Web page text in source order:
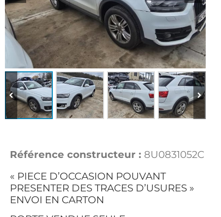
Référence constructeur : 8U0831052C
« PIECE D’OCCASION POUVANT
PRESENTER DES TRACES D’USURES »
ENVOI EN CARTON